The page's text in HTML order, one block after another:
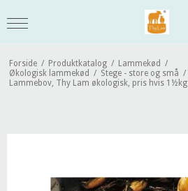
Forside / Produktkatalog / Lammekød /
Økologisk lammekød / Stege - store og små /
Lammebov, Thy Lam økologisk, pris hvis 1½kg